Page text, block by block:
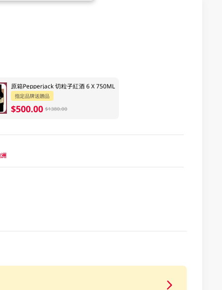
原箱Pepperjack 切粒子紅酒 6 X 750ML
指定品牌送贈品
$500.00 $1380.00